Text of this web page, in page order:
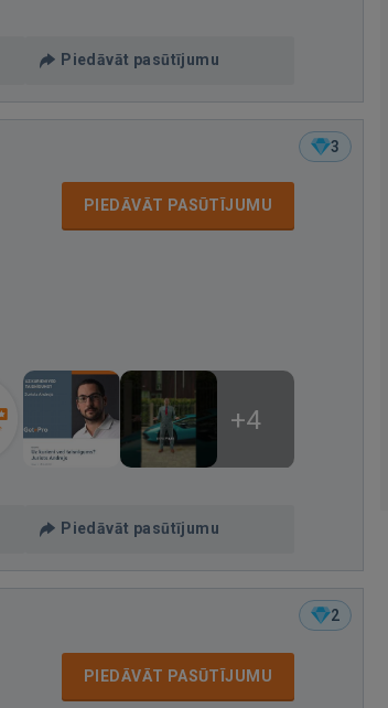
Piedāvāt pasūtījumu
3
PIEDĀVĀT PASŪTĪJUMU
+4
Piedāvāt pasūtījumu
2
PIEDĀVĀT PASŪTĪJUMU